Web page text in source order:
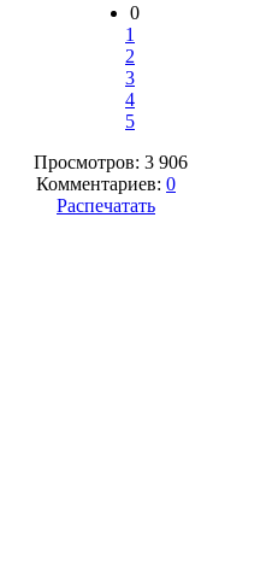
0
1
2
3
4
5
Просмотров: 3 906
Комментариев: 0
Распечатать